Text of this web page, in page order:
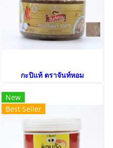
กะปิแท้ ตราจันท์หอม
New
Best Seller